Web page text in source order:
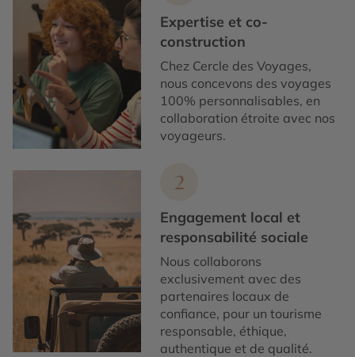
Expertise et co-
construction
Chez Cercle des Voyages,
nous concevons des voyages
100% personnalisables, en
collaboration étroite avec nos
voyageurs.
2
Engagement local et
responsabilité sociale
Nous collaborons
exclusivement avec des
partenaires locaux de
confiance, pour un tourisme
responsable, éthique,
authentique et de qualité.